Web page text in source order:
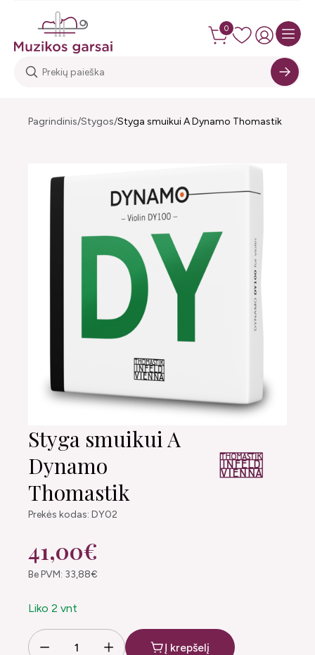
0
Pagrindinis Stygos Styga smuikui A Dynamo Thomastik
Styga smuikui A
Dynamo
Thomastik
Prekės kodas: DY02
41,00€
Be PVM: 33,88€
Liko 2 vnt
Į krepšelį